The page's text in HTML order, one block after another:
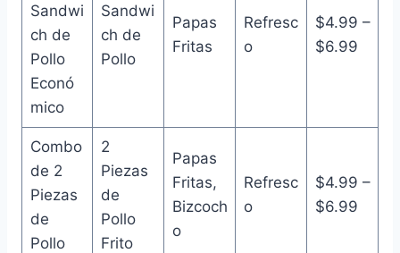
Sandwi
ch de
Pollo
Econó
mico
Sandwi
ch de
Pollo
Papas
Fritas
Refresc
o
$4.99 –
$6.99
Combo
de 2
Piezas
de
Pollo
2
Piezas
de
Pollo
Frito
Papas
Fritas,
Bizcoch
o
Refresc
o
$4.99 –
$6.99